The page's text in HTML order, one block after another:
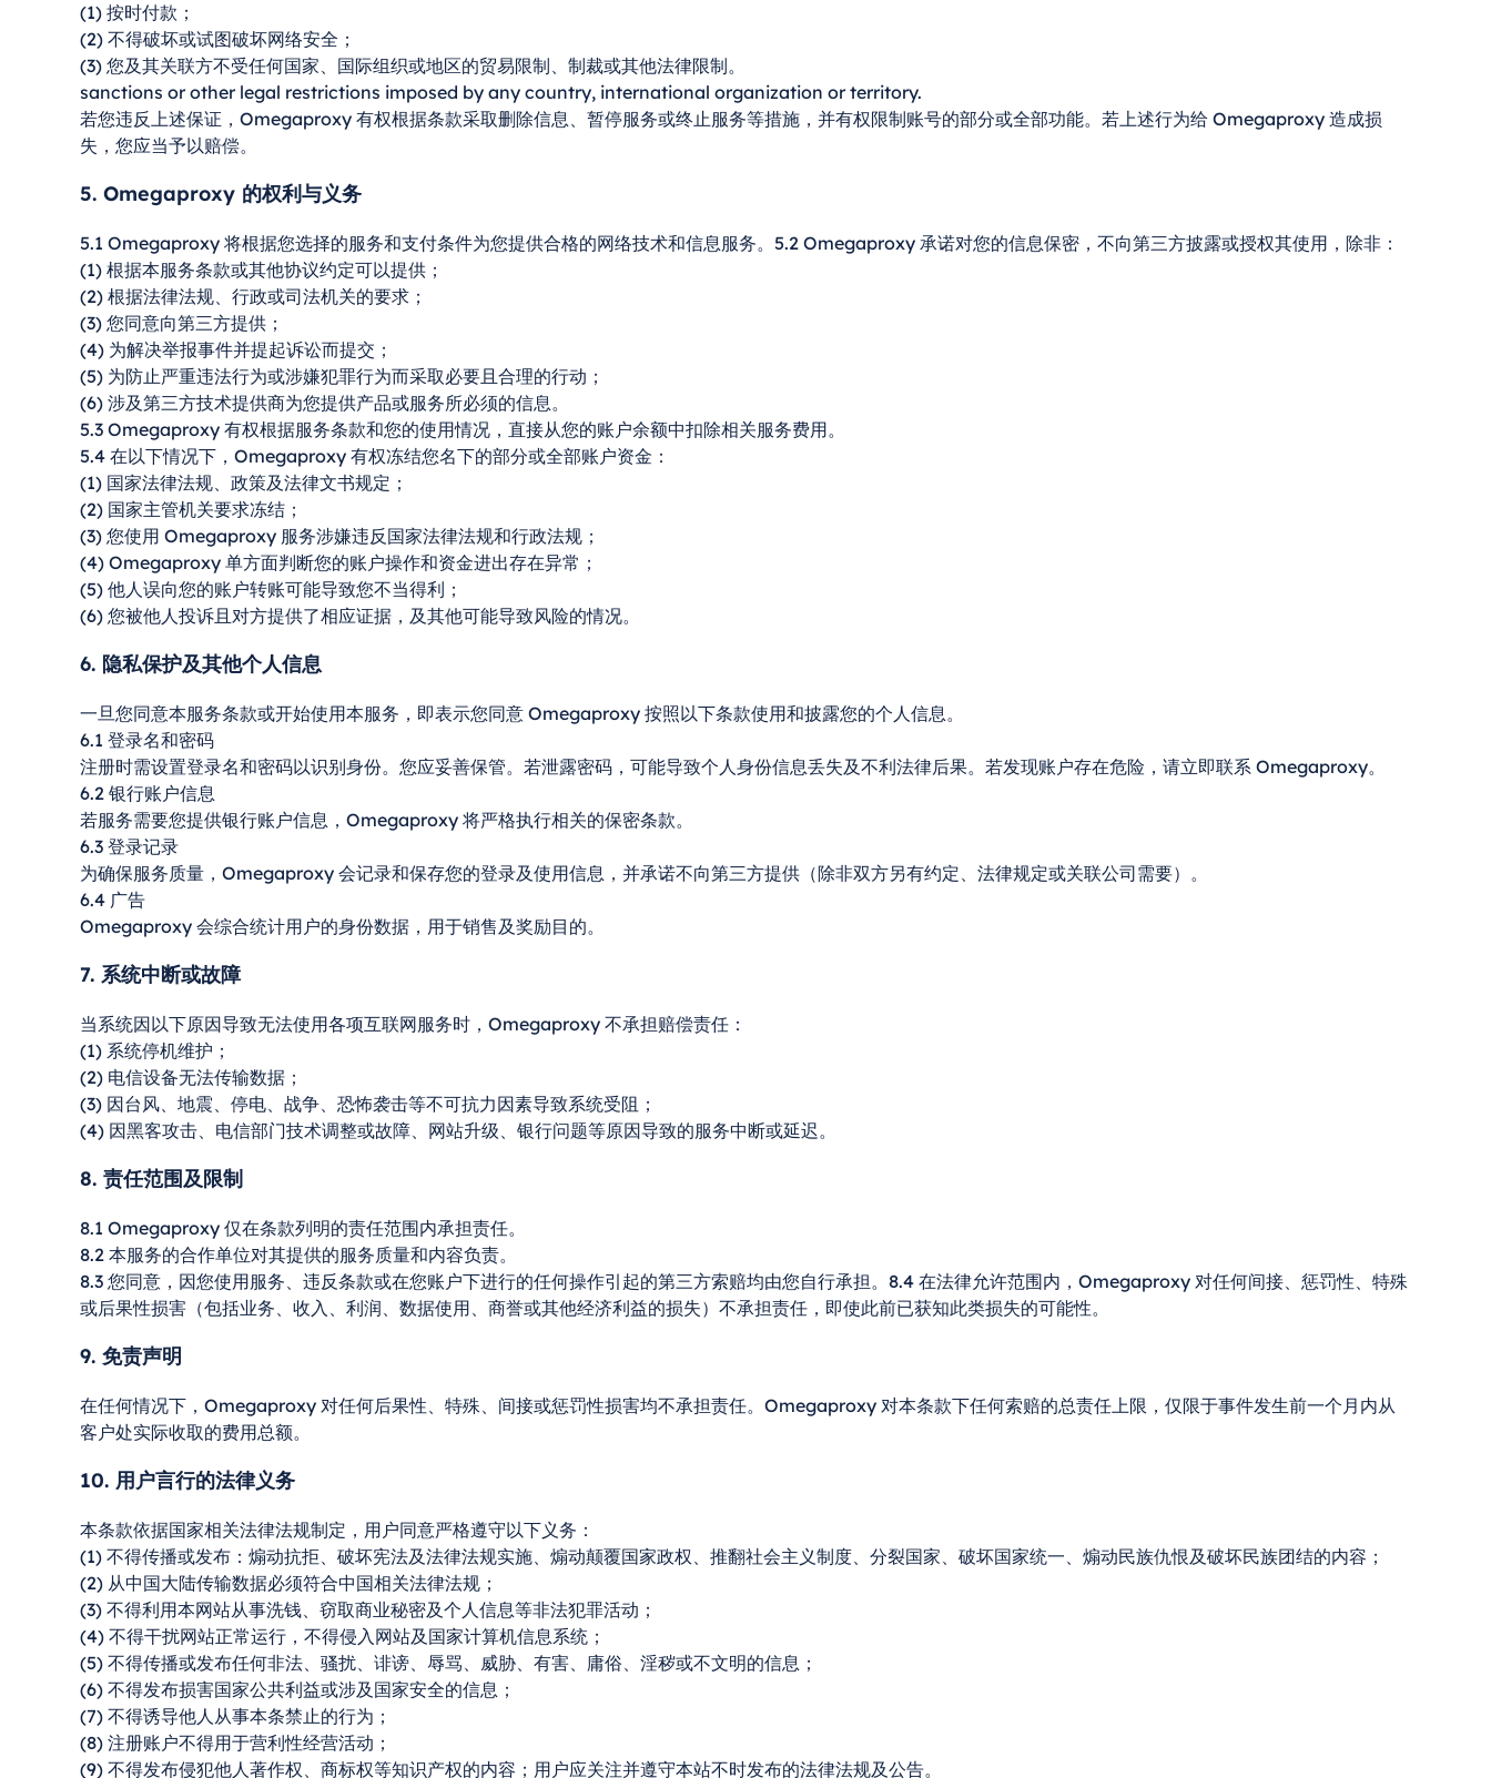
(1) 按时付款；
(2) 不得破坏或试图破坏网络安全；
(3) 您及其关联方不受任何国家、国际组织或地区的贸易限制、制裁或其他法律限制。
sanctions or other legal restrictions imposed by any country, international organization or territory.
若您违反上述保证，Omegaproxy 有权根据条款采取删除信息、暂停服务或终止服务等措施，并有权限制账号的部分或全部功能。若上述行为给 Omegaproxy 造成损
失，您应当予以赔偿。
5. Omegaproxy 的权利与义务
5.1 Omegaproxy 将根据您选择的服务和支付条件为您提供合格的网络技术和信息服务。5.2 Omegaproxy 承诺对您的信息保密，不向第三方披露或授权其使用，除非：
(1) 根据本服务条款或其他协议约定可以提供；
(2) 根据法律法规、行政或司法机关的要求；
(3) 您同意向第三方提供；
(4) 为解决举报事件并提起诉讼而提交；
(5) 为防止严重违法行为或涉嫌犯罪行为而采取必要且合理的行动；
(6) 涉及第三方技术提供商为您提供产品或服务所必须的信息。
5.3 Omegaproxy 有权根据服务条款和您的使用情况，直接从您的账户余额中扣除相关服务费用。
5.4 在以下情况下，Omegaproxy 有权冻结您名下的部分或全部账户资金：
(1) 国家法律法规、政策及法律文书规定；
(2) 国家主管机关要求冻结；
(3) 您使用 Omegaproxy 服务涉嫌违反国家法律法规和行政法规；
(4) Omegaproxy 单方面判断您的账户操作和资金进出存在异常；
(5) 他人误向您的账户转账可能导致您不当得利；
(6) 您被他人投诉且对方提供了相应证据，及其他可能导致风险的情况。
6. 隐私保护及其他个人信息
一旦您同意本服务条款或开始使用本服务，即表示您同意 Omegaproxy 按照以下条款使用和披露您的个人信息。
6.1 登录名和密码
注册时需设置登录名和密码以识别身份。您应妥善保管。若泄露密码，可能导致个人身份信息丢失及不利法律后果。若发现账户存在危险，请立即联系 Omegaproxy。
6.2 银行账户信息
若服务需要您提供银行账户信息，Omegaproxy 将严格执行相关的保密条款。
6.3 登录记录
为确保服务质量，Omegaproxy 会记录和保存您的登录及使用信息，并承诺不向第三方提供（除非双方另有约定、法律规定或关联公司需要）。
6.4 广告
Omegaproxy 会综合统计用户的身份数据，用于销售及奖励目的。
7. 系统中断或故障
当系统因以下原因导致无法使用各项互联网服务时，Omegaproxy 不承担赔偿责任：
(1) 系统停机维护；
(2) 电信设备无法传输数据；
(3) 因台风、地震、停电、战争、恐怖袭击等不可抗力因素导致系统受阻；
(4) 因黑客攻击、电信部门技术调整或故障、网站升级、银行问题等原因导致的服务中断或延迟。
8. 责任范围及限制
8.1 Omegaproxy 仅在条款列明的责任范围内承担责任。
8.2 本服务的合作单位对其提供的服务质量和内容负责。
8.3 您同意，因您使用服务、违反条款或在您账户下进行的任何操作引起的第三方索赔均由您自行承担。8.4 在法律允许范围内，Omegaproxy 对任何间接、惩罚性、特殊
或后果性损害（包括业务、收入、利润、数据使用、商誉或其他经济利益的损失）不承担责任，即使此前已获知此类损失的可能性。
9. 免责声明
在任何情况下，Omegaproxy 对任何后果性、特殊、间接或惩罚性损害均不承担责任。Omegaproxy 对本条款下任何索赔的总责任上限，仅限于事件发生前一个月内从
客户处实际收取的费用总额。
10. 用户言行的法律义务
本条款依据国家相关法律法规制定，用户同意严格遵守以下义务：
(1) 不得传播或发布：煽动抗拒、破坏宪法及法律法规实施、煽动颠覆国家政权、推翻社会主义制度、分裂国家、破坏国家统一、煽动民族仇恨及破坏民族团结的内容；
(2) 从中国大陆传输数据必须符合中国相关法律法规；
(3) 不得利用本网站从事洗钱、窃取商业秘密及个人信息等非法犯罪活动；
(4) 不得干扰网站正常运行，不得侵入网站及国家计算机信息系统；
(5) 不得传播或发布任何非法、骚扰、诽谤、辱骂、威胁、有害、庸俗、淫秽或不文明的信息；
(6) 不得发布损害国家公共利益或涉及国家安全的信息；
(7) 不得诱导他人从事本条禁止的行为；
(8) 注册账户不得用于营利性经营活动；
(9) 不得发布侵犯他人著作权、商标权等知识产权的内容；用户应关注并遵守本站不时发布的法律法规及公告。